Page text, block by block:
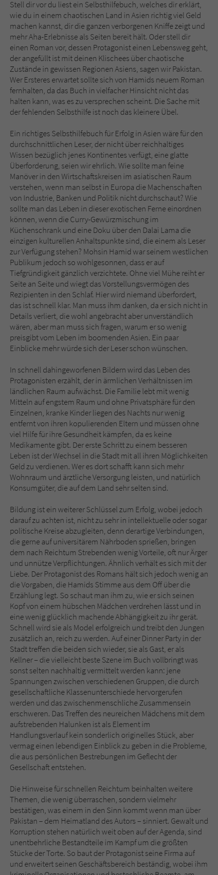
Stell dir vor du liest ein Selbsthilfebuch, welches dir erklärt,
wie du in einem chaotischen Land in Asien richtig viel Geld
machen kannst, dir die ganzen verborgenen Kniffe zeigt und
mehr Aha-Erlebnisse als Seiten bereit hält. Oder stell dir
einen Roman vor, dessen Protagonist einen Lebensweg geht,
der angefüllt ist mit deinen Klischees über chaotische
Zustände in gewissen Regionen Asiens, sagen wir Pakistan.
Wer Ersteres erwartet sollte sich von Hamids neuem Roman
fernhalten, da das Buch in vielfacher Hinsicht nicht das
halten kann, was es zu versprechen scheint. Die Sache mit
der fehlenden Selbsthilfe ist noch das kleinere Übel.
Ein richtiges Selbsthilfebuch für Erfolg in Asien wäre für den
durchschnittlichen Leser, der nicht über reichhaltiges
Wissen bezüglich jenes Kontinentes verfügt, eine glatte
Überforderung, seien wir ehrlich. Wie sollte man feine
Manöver in den Wirtschaftskreisen im asiatischen Raum
verstehen, wenn man selbst in Europa die Machenschaften
von Industrie, Banken und Politik nicht durchschaut? Wie
sollte man das Leben in dieser exotischen Ferne einordnen
können, wenn die Curry-Gewürzmischung im
Küchenschrank und eine Doku über den Dalai Lama die
einzigen kulturellen Anhaltspunkte sind, die einem als Leser
zur Verfügung stehen? Mohsin Hamid war seinem westlichen
Publikum jedoch so wohlgesonnen, dass er auf
Tiefgründigkeit gänzlich verzichtete. Ohne viel Mühe reiht er
Seite an Seite und wiegt das Vorstellungsvermögen des
Rezipienten in den Schlaf. Hier wird niemand überfordert,
das ist schnell klar. Man muss ihm danken, da er sich nicht in
Details verliert, die wohl angebracht aber unverständlich
wären, aber man muss sich fragen, warum er so wenig
preisgibt vom Leben im boomenden Asien. Ein paar
Einblicke mehr würde sich der Leser schon wünschen.
In schnell dahingeworfenen Bildern wird das Leben des
Protagonisten erzählt, der in ärmlichen Verhältnissen im
ländlichen Raum aufwächst. Die Familie lebt mit wenig
Mitteln auf engstem Raum und ohne Privatsphäre für den
Einzelnen, kranke Kinder liegen des Nachts nur wenig
entfernt von ihren kopulierenden Eltern und müssen ohne
viel Hilfe für ihre Gesundheit kämpfen, da es keine
Medikamente gibt. Der erste Schritt zu einem besseren
Leben ist der Wechsel in die Stadt mit all ihren Möglichkeiten
Geld zu verdienen. Wer es dort schafft kann sich mehr
Wohnraum und ärztliche Versorgung leisten, und natürlich
Konsumgüter, die auf dem Land sehr selten sind.
Bildung ist ein weiterer Schlüssel zum Erfolg, wobei jedoch
darauf zu achten ist, nicht zu sehr in intellektuelle oder sogar
politische Kreise abzugleiten, denn derartige Verbindungen,
die gerne auf universitärem Nährboden sprießen, bringen
dem nach Reichtum Strebenden wenig Vorteile, oft nur Ärger
und unnütze Verpflichtungen. Ähnlich verhält es sich mit der
Liebe. Der Protagonist des Romans hält sich jedoch wenig an
die Vorgaben, die Hamids Stimme aus dem Off über die
Erzählung legt. So schaut man ihm zu, wie er sich seinen
Kopf von einem hübschen Mädchen verdrehen lässt und in
eine wenig glücklich machende Abhängigkeit zu ihr gerät.
Schnell wird sie als Model erfolgreich und treibt den Jungen
zusätzlich an, reich zu werden. Auf einer Dinner Party in der
Stadt treffen die beiden sich wieder, sie als Gast, er als
Kellner – die vielleicht beste Szene im Buch vollbringt was
sonst selten nachhaltig vermittelt werden kann: jene
Spannungen zwischen verschiedenen Gruppen, die durch
gesellschaftliche Klassenunterschiede hervorgerufen
werden und das zwischenmenschliche Zusammensein
erschweren. Das Treffen des neureichen Mädchens mit dem
aufstrebenden Halunken ist als Element im
Handlungsverlauf kein sonderlich originelles Stück, aber
vermag einen lebendigen Einblick zu geben in die Probleme,
die aus persönlichen Bestrebungen im Geflecht der
Gesellschaft entstehen.
Die Hinweise für schnellen Reichtum beinhalten weitere
Themen, die wenig überraschen, sondern vielmehr
bestätigen, was einem in den Sinn kommt wenn man über
Pakistan – dem Heimatland des Autors – sinniert. Gewalt und
Korruption stehen natürlich weit oben auf der Agenda, sind
unentbehrliche Bestandteile im Kampf um die größten
Stücke der Torte. So baut der Protagonist seine Firma auf
und erweitert seinen Geschäftsbereich beständig, wobei ihm
Sicherheitscode des Kontaktformulars zu
überprüfen.